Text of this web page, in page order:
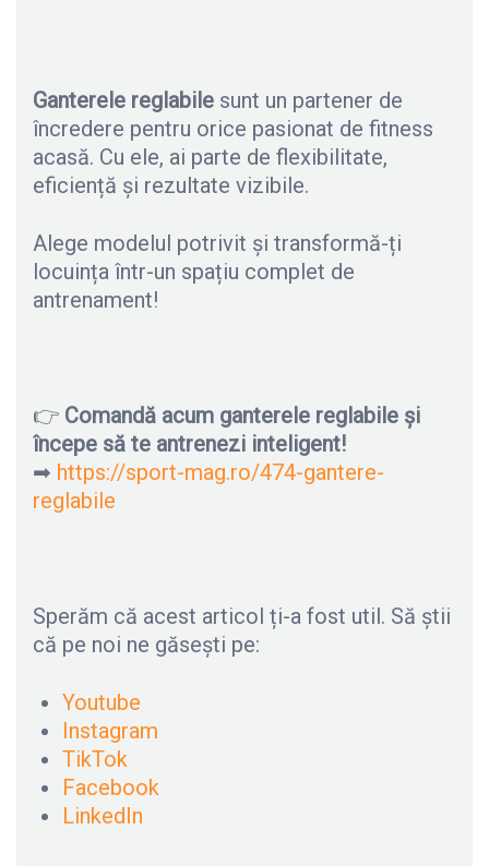
Ganterele reglabile sunt un partener de
încredere pentru orice pasionat de fitness
acasă. Cu ele, ai parte de flexibilitate,
eficiență și rezultate vizibile.
Alege modelul potrivit și transformă-ți
locuința într-un spațiu complet de
antrenament!
👉 Comandă acum ganterele reglabile și
începe să te antrenezi inteligent!
➡ https://sport-mag.ro/474-gantere-
reglabile
Sperăm că acest articol ți-a fost util. Să știi
că pe noi ne găsești pe:
Youtube
Instagram
TikTok
Facebook
LinkedIn